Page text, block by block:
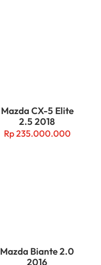
Mazda CX-5 Elite
2.5 2018
Rp235.000.000
Mazda Biante 2.0
2016